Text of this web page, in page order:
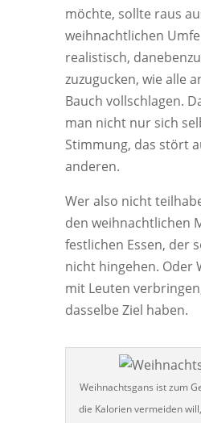
möchte, sollte raus
weihnachtlichen
realistisch,
zuzugucken, wie alle
Bauch vollschlagen.
man nicht nur sich
Stimmung, das stört
anderen.
Wer also nicht
den weihnachtlichen
festlichen Essen, der
nicht hingehen. Oder
mit Leuten
dasselbe Ziel haben.
Weihnachtsgans ist zum
die Kalorien vermeiden